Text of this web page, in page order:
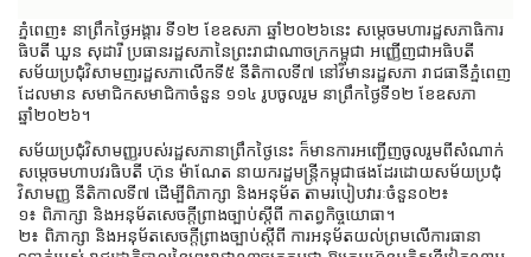
ភ្នំពេញ៖ នាព្រឹកថ្ងៃអង្គារ​ ទី១២ ខែឧសភា ឆ្នាំ២០២៦នេះ សម្តេចមហារដ្ឋសភាធិកា​រ​
ធិប​តី ឃួន សុដារី ប្រធានរដ្ឋសភា​នៃព្រះរាជា​ណា​ចក្រ​កម្ពុជា អញ្ញើញជាអធិបតី
សម័យ​ប្រជុំវិសាមញ​រដ្ឋសភាលើកទី៥ នីតិកាលទី៧ នៅវិមានរដ្ឋសភា រាជធានីភ្នំពេញ
ដែលមាន សមាជិកសមាជិកាចំនួន ១១៤ រូបចូលរួម នាព្រឹកថ្ងៃទី១២ ខែឧសភា
ឆ្នាំ២០២៦។
សម័យប្រជុំវិសាមញ្ញរបស់រដ្ឋសភានាព្រឹកថ្ងៃនេះ ក៏មានការអញ្ជើញចូលរួមពីសំណាក់
សម្តេចមហាបវរធិបតី ហ៊ុន ម៉ាណែត នាយករដ្ឋមន្ត្រីកម្ពុជាផងដែរដោយសម័យប្រជុំ
វិសាមញ្ញ នីតិកាលទី៧ ដើម្បីពិភាក្សា និងអនុម័ត តាមរបៀបវារៈចំនួន០២៖
១៖ ពិភាក្សា និងអនុម័តសេចក្តីព្រាងច្បាប់ស្តីពី កាតព្វកិច្ចយោធា។
២៖ ពិភាក្សា និងអនុម័តសេចក្តីព្រាងច្បាប់ស្តីពី ការអនុម័តយល់ព្រមលើការធានា​